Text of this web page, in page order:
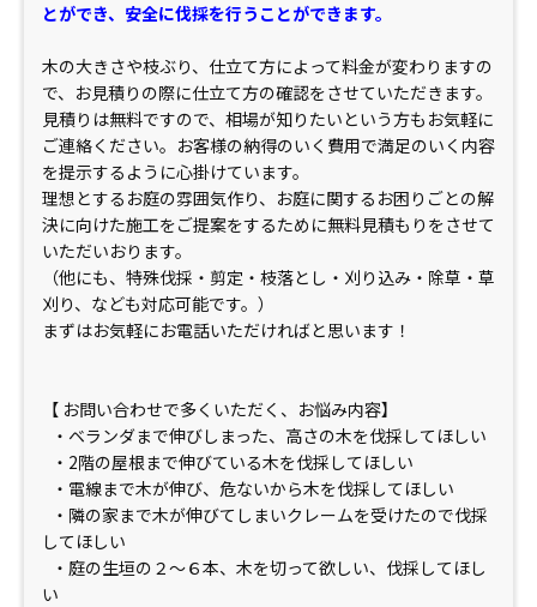
とができ、安全に伐採を行うことができます。
木の大きさや枝ぶり、仕立て方によって料金が変わりますの
で、お見積りの際に仕立て方の確認をさせていただきます。
見積りは無料ですので、相場が知りたいという方もお気軽に
ご連絡ください。お客様の納得のいく費用で満足のいく内容
を提示するように心掛けています。
理想とするお庭の雰囲気作り、お庭に関するお困りごとの解
決に向けた施工をご提案をするために無料見積もりをさせて
いただいおります。
（他にも、特殊伐採・剪定・枝落とし・刈り込み・除草・草
刈り、なども対応可能です。）
まずはお気軽にお電話いただければと思います！
【 お問い合わせで多くいただく、お悩み内容】
・ベランダまで伸びしまった、高さの木を伐採してほしい
・2階の屋根まで伸びている木を伐採してほしい
・電線まで木が伸び、危ないから木を伐採してほしい
・隣の家まで木が伸びてしまいクレームを受けたので伐採
してほしい
・庭の生垣の２〜６本、木を切って欲しい、伐採してほし
い